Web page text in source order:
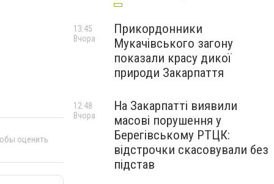
оценить
Прикордонники
Мукачівського загону
показали красу дикої
природи Закарпаття
13:45
Вчора
На Закарпатті виявили
масові порушення у
Берегівському РТЦК:
відстрочки скасовували без
підстав
12:48
Вчора